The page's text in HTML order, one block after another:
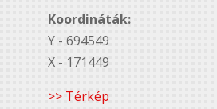
Koordináták:
Y - 694549
X - 171449
>> Térkép